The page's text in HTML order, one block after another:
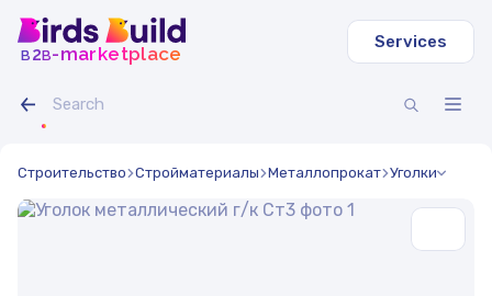
b2b-marketplace
Services
Строительство Стройматериалы Металлопрокат Уголки